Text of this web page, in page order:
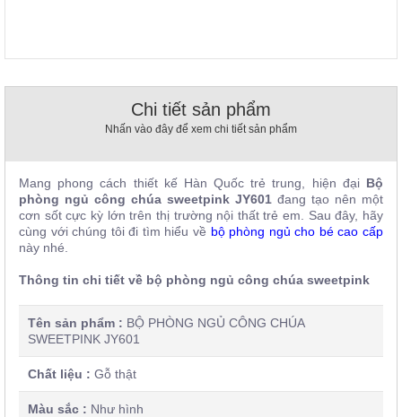
, đồ
trí
Nhà
Hàng
Thất
Hàng
Chi tiết sản phẩm
Nhấn vào đây để xem chi tiết sản phẩm
Mang phong cách thiết kế Hàn Quốc trẻ trung, hiện đại Bộ
phòng ngủ công chúa sweetpink JY601 đang tạo nên một
cơn sốt cực kỳ lớn trên thị trường nội thất trẻ em. Sau đây, hãy
cùng với chúng tôi đi tìm hiểu về bộ phòng ngủ cho bé cao cấp
này nhé.
Thông tin chi tiết về bộ phòng ngủ công chúa sweetpink
Tên sản phẩm : BỘ PHÒNG NGỦ CÔNG CHÚA
SWEETPINK JY601
Chất liệu : Gỗ thật
Màu sắc : Như hình